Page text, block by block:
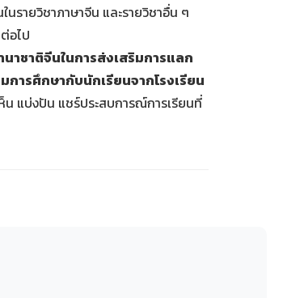
รายวิชาภาษาจีน และรายวิชาอื่น ๆ
อไป
าชาติจีนในการส่งเสริมการแลก
ารศึกษากับนักเรียนจากโรงเรียน
น แบ่งปัน แชร์ประสบการณ์การเรียนที่